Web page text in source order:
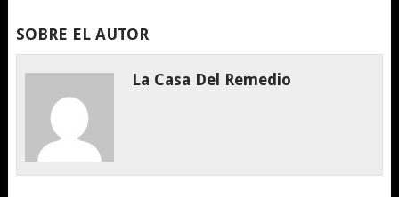
SOBRE EL AUTOR
La Casa Del Remedio